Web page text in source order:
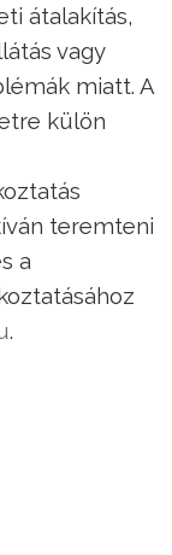
átalakítás,
vagy
miatt. A
külön
teremteni
a
.